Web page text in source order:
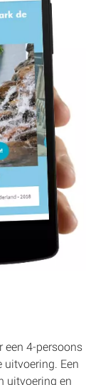
een 4-persoons
uitvoering. Een
uitvoering en